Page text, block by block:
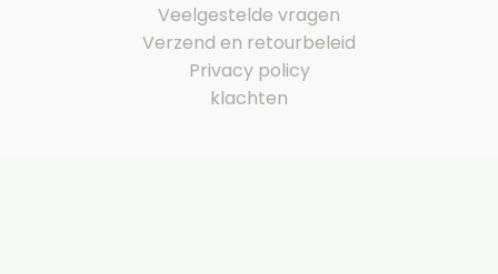
Veelgestelde vragen
Verzend en retourbeleid
Privacy policy
klachten